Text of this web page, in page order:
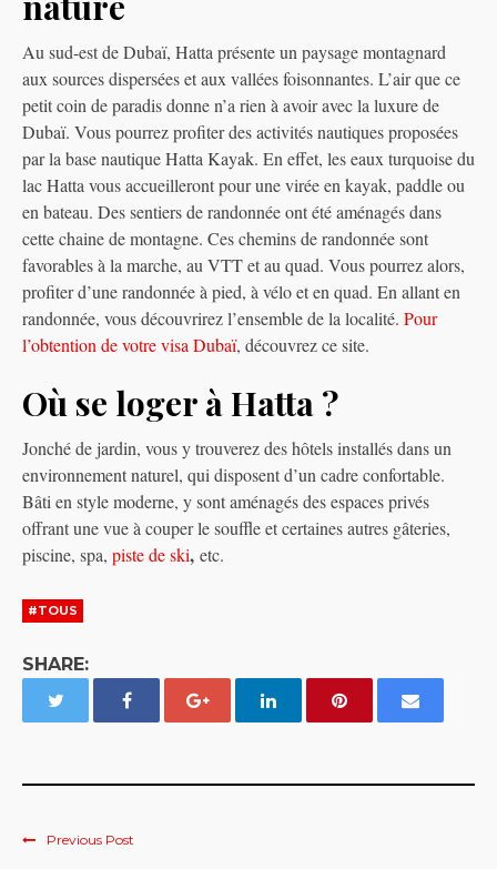
Au sud-est de Dubaï, Hatta présente un paysage montagnard
aux sources dispersées et aux vallées foisonnantes. L’air que ce
petit coin de paradis donne n’a rien à avoir avec la luxure de
Dubaï. Vous pourrez profiter des activités nautiques proposées
par la base nautique Hatta Kayak. En effet, les eaux turquoise du
lac Hatta vous accueilleront pour une virée en kayak, paddle ou
en bateau. Des sentiers de randonnée ont été aménagés dans
cette chaine de montagne. Ces chemins de randonnée sont
favorables à la marche, au VTT et au quad. Vous pourrez alors,
profiter d’une randonnée à pied, à vélo et en quad. En allant en
randonnée, vous découvrirez l’ensemble de la localité. Pour
l’obtention de votre visa Dubaï, découvrez ce site.
Où se loger à Hatta ?
Jonché de jardin, vous y trouverez des hôtels installés dans un
environnement naturel, qui disposent d’un cadre confortable.
Bâti en style moderne, y sont aménagés des espaces privés
offrant une vue à couper le souffle et certaines autres gâteries,
piscine, spa, piste de ski, etc.
#TOUS
SHARE:
Previous Post